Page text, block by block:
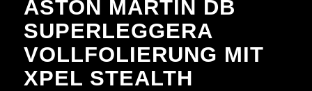
ASTON MARTIN DB
SUPERLEGGERA
VOLLFOLIERUNG MIT
XPEL STEALTH